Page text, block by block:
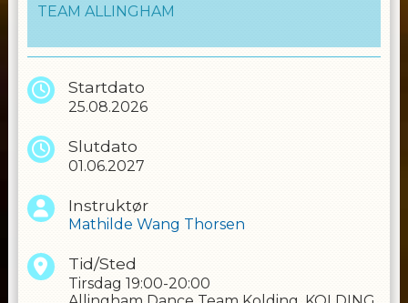
TEAM ALLINGHAM
Startdato
25.08.2026
Slutdato
01.06.2027
Instruktør
Mathilde Wang Thorsen
Tid/Sted
Tirsdag 19:00-20:00